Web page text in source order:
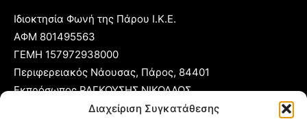
Διαχείριση Συγκατάθεσης
Ιδιοκτησία Φωνή της Πάρου Ι.Κ.Ε.
ΑΦΜ 801495563
ΓΕΜΗ 157972938000
Περιφερειακός Νάουσας, Πάρος, 84401
Εκπρόσωπος ΡΑΓΚΟΥΣΗΣ ΝΙΚΟΛΑΟΣ